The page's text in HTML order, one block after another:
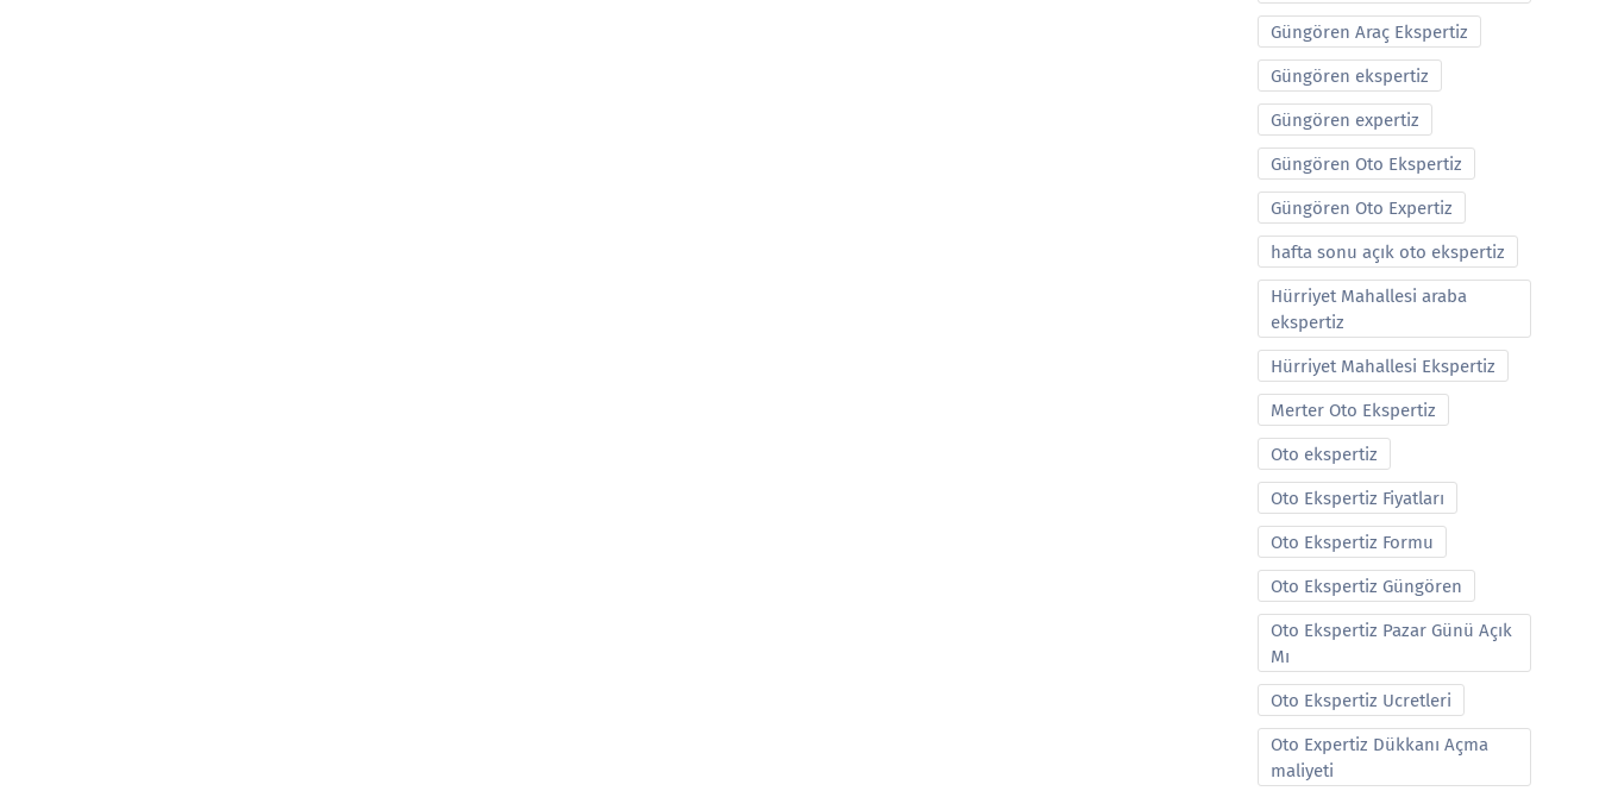
Güngören Araç Ekspertiz
Güngören ekspertiz
Güngören expertiz
Güngören Oto Ekspertiz
Güngören Oto Expertiz
hafta sonu açık oto ekspertiz
Hürriyet Mahallesi araba
ekspertiz
Hürriyet Mahallesi Ekspertiz
Merter Oto Ekspertiz
Oto ekspertiz
Oto Ekspertiz Fiyatları
Oto Ekspertiz Formu
Oto Ekspertiz Güngören
Oto Ekspertiz Pazar Günü Açık
Mı
Oto Ekspertiz Ucretleri
Oto Expertiz Dükkanı Açma
maliyeti